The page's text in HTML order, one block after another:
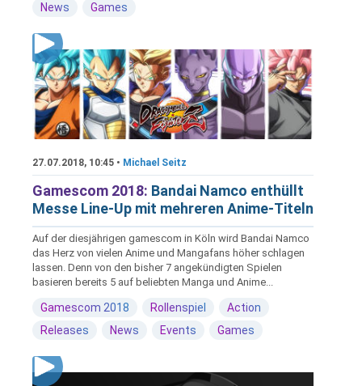
News
Games
27.07.2018, 10:45 • Michael Seitz
Gamescom 2018: Bandai Namco enthüllt
Messe Line-Up mit mehreren Anime-Titeln
Auf der diesjährigen gamescom in Köln wird Bandai Namco
das Herz von vielen Anime und Mangafans höher schlagen
lassen. Denn von den bisher 7 angekündigten Spielen
basieren bereits 5 auf beliebten Manga und Anime...
Gamescom 2018 Rollenspiel
Action
Releases
News Events Games